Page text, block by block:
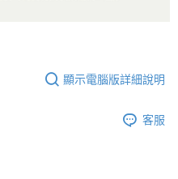
顯示電腦版詳細說明
客服